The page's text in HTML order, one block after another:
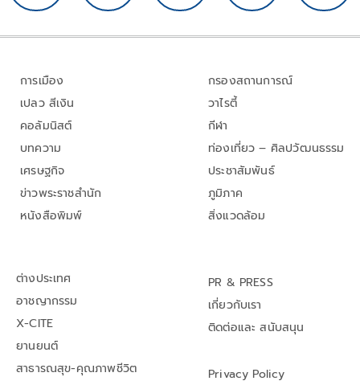
การเมือง
เปลว สีเงิน
คอลัมนิสต์
บทความ
เศรษฐกิจ
ข่าวพระราชสำนัก
หนังสือพิมพ์
กรองสถานการณ์
วาไรตี้
กีฬา
ท่องเที่ยว – ศิลปวัฒนธรรม
ประชาสัมพันธ์
ภูมิภาค
สิ่งแวดล้อม
ต่างประเทศ
อาชญากรรม
X-CITE
ยานยนต์
สาธารณสุข-คุณภาพชีวิต
PR & PRESS
เกี่ยวกับเรา
ติดต่อและ สนับสนุน
Privacy Policy